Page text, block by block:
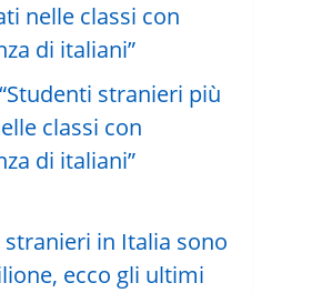
stranieri più
classi con
di italiani”